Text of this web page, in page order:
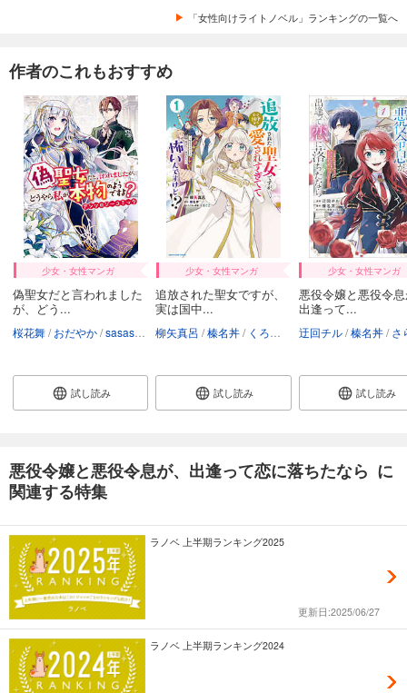
「女性向けライトノベル」ランキングの一覧へ
作者のこれもおすすめ
少女・女性マンガ
偽聖女だと言われました
が、どう...
桜花舞 おだやか sasasa アズマミドリ 公社 奈院ゆりえ 榛名丼 綾瀬きょ
試し読み
少女・女性マンガ
追放された聖女ですが、
実は国中...
柳矢真呂 榛名丼 くろでこ
試し読み
少女・女性マンガ
悪役令嬢と悪役令
出逢って...
迂回チル 榛名丼 さら
試し読み
悪役令嬢と悪役令息が、出逢って恋に落ちたなら に
関連する特集
ラノベ 上半期ランキング2025
更新日:2025/06/27
ラノベ 上半期ランキング2024